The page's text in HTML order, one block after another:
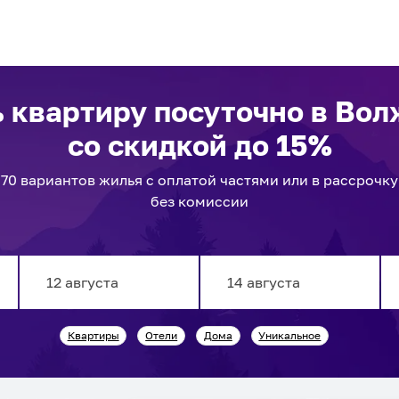
квартиру посуточно в
со скидкой до 15%
70 вариантов жилья с оплатой частями или в рассрочку
без комиссии
forward
interact
backward
interact
Квартиры Отели Дома Уникальное